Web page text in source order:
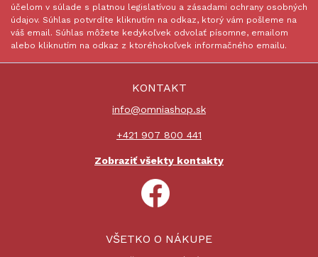
účelom v súlade s platnou legislatívou a zásadami ochrany osobných
údajov. Súhlas potvrdíte kliknutím na odkaz, ktorý vám pošleme na
váš email. Súhlas môžete kedykoľvek odvolať písomne, emailom
alebo kliknutím na odkaz z ktoréhokoľvek informačného emailu.
KONTAKT
info@omniashop.sk
+421 907 800 441
Zobraziť všekty kontakty
VŠETKO O NÁKUPE